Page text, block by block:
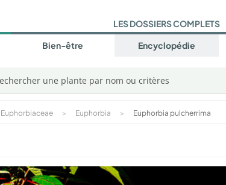
LES DOSSIERS COMPLETS
Bien-être Encyclopédie
une plante par nom ou critères
Euphorbiaceae > Euphorbia > Euphorbia pulcherrima